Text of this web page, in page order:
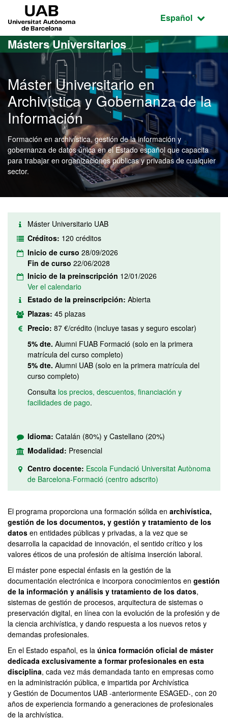
Acceso al contenido principal
Acceso a la navegación de la página
Idioma
Español
Másters Universitarios
Máster Universitario en
Archivística y Gobernanza de la
Información
Formación en archivística, gestión de la información y
gobernanza de datos única en el Estado español que capacita
para trabajar en organizaciones públicas y privadas de cualquier
sector.
Máster Universitario UAB
Créditos: 120 créditos
Inicio de curso 28/09/2026
Fin de curso 22/06/2028
Inicio de la preinscripción 12/01/2026
Ver el calendario
Estado de la preinscripción: Abierta
Plazas: 45 plazas
Precio: 87 €/crédito (incluye tasas y seguro escolar)
5% dte. Alumni FUAB Formació (solo en la primera
matrícula del curso completo)
5% dte. Alumni UAB (solo en la primera matrícula del
curso completo)
Consulta los precios, descuentos, financiación y
facilidades de pago.
Idioma: Catalán (80%) y Castellano (20%)
Modalidad: Presencial
Centro docente: Escola Fundació Universitat Autònoma
de Barcelona-Formació (centro adscrito)
El programa proporciona una formación sólida en archivística,
gestión de los documentos, y gestión y tratamiento de los
datos en entidades públicas y privadas, a la vez que se
desarrolla la capacidad de innovación, el sentido crítico y los
valores éticos de una profesión de altísima inserción laboral.
El máster pone especial énfasis en la gestión de la
documentación electrónica e incorpora conocimientos en gestión
de la información y análisis y tratamiento de los datos,
sistemas de gestión de procesos, arquitectura de sistemas o
preservación digital, en línea con la evolución de la profesión y de
la ciencia archivística, y dando respuesta a los nuevos retos y
demandas profesionales.
En el Estado español, es la única formación oficial de máster
dedicada exclusivamente a formar profesionales en esta
disciplina, cada vez más demandada tanto en empresas como
en la administración pública, e impartida por Archivística
y Gestión de Documentos UAB -anteriormente ESAGED-, con 20
años de experiencia formando a generaciones de profesionales
de la archivística.